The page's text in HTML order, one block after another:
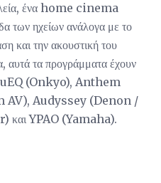
ένα home cinema
των ηχείων ανάλογα με το
και την ακουστική του
αυτά τα προγράμματα έχουν
(Onkyo), Anthem
Audyssey (Denon /
YPAO (Yamaha).